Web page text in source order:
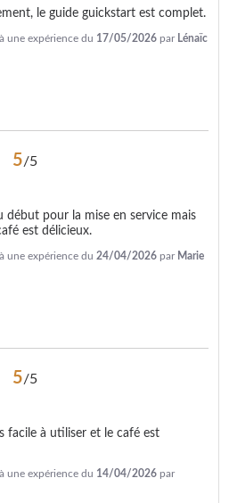
le guide guickstart est complet.
à une expérience du 17/05/2026 par Lénaïc
5/5
début pour la mise en service mais
est délicieux.
à une expérience du 24/04/2026 par Marie
5/5
facile à utiliser et le café est
à une expérience du 14/04/2026 par